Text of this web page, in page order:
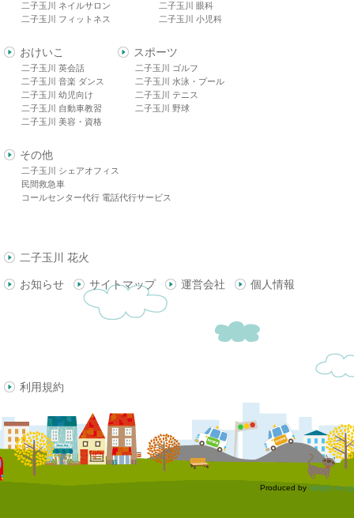
二子玉川 ネイルサロン
二子玉川 フィットネス
二子玉川 眼科
二子玉川 小児科
おけいこ
二子玉川 英会話
二子玉川 音楽 ダンス
二子玉川 幼児向け
二子玉川 自動車教習
二子玉川 美容・資格
スポーツ
二子玉川 ゴルフ
二子玉川 水泳・プール
二子玉川 テニス
二子玉川 野球
その他
二子玉川 シェアオフィス
民間救急車
コールセンター代行 電話代行サービス
二子玉川 花火
お知らせ サイトマップ 運営会社 個人情報
利用規約
Produced by delight.ne.jp